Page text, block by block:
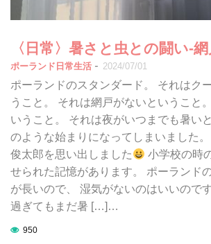
〈日常〉暑さと虫との闘い-
ポーランド日常生活 - 2024/07/01
ポーランドのスタンダード。 それはク
うこと。 それは網戸がないということ
いうこと。 それは夜がいつまでも暑い
のような始まりになってしまいました。
俊太郎を思い出しました
小学校の時
せられた記憶があります。 ポーランド
が長いので、 湿気がないのはいいので
過ぎてもまだ暑 […]…
950